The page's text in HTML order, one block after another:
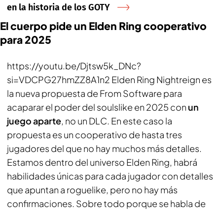
en la historia de los GOTY
El cuerpo pide un Elden Ring cooperativo
para 2025
https://youtu.be/Djtsw5k_DNc?
si=VDCPG27hmZZ8A1n2 Elden Ring Nightreign es
la nueva propuesta de From Software para
acaparar el poder del soulslike en 2025 con un
juego aparte, no un DLC. En este caso la
propuesta es un cooperativo de hasta tres
jugadores del que no hay muchos más detalles.
Estamos dentro del universo Elden Ring, habrá
habilidades únicas para cada jugador con detalles
que apuntan a roguelike, pero no hay más
confirmaciones. Sobre todo porque se habla de